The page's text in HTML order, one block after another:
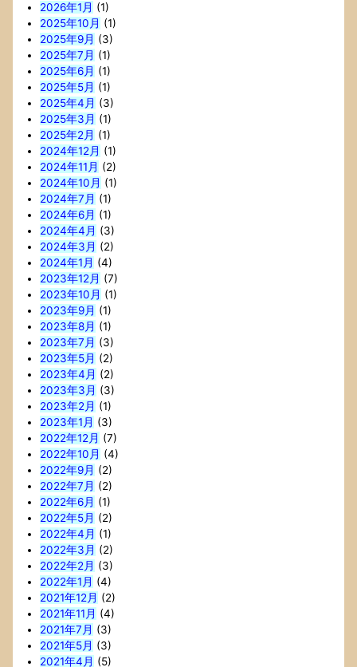
2026年1月 (1)
2025年10月 (1)
2025年9月 (3)
2025年7月 (1)
2025年6月 (1)
2025年5月 (1)
2025年4月 (3)
2025年3月 (1)
2025年2月 (1)
2024年12月 (1)
2024年11月 (2)
2024年10月 (1)
2024年7月 (1)
2024年6月 (1)
2024年4月 (3)
2024年3月 (2)
2024年1月 (4)
2023年12月 (7)
2023年10月 (1)
2023年9月 (1)
2023年8月 (1)
2023年7月 (3)
2023年5月 (2)
2023年4月 (2)
2023年3月 (3)
2023年2月 (1)
2023年1月 (3)
2022年12月 (7)
2022年10月 (4)
2022年9月 (2)
2022年7月 (2)
2022年6月 (1)
2022年5月 (2)
2022年4月 (1)
2022年3月 (2)
2022年2月 (3)
2022年1月 (4)
2021年12月 (2)
2021年11月 (4)
2021年7月 (3)
2021年5月 (3)
2021年4月 (5)